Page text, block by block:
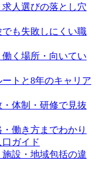
人選びの落とし穴
も失敗しにくい職
く場所・向いてい
トと8年のキャリア
体制・研修で見抜
働き方までわかり
ガイド
設・地域包括の違